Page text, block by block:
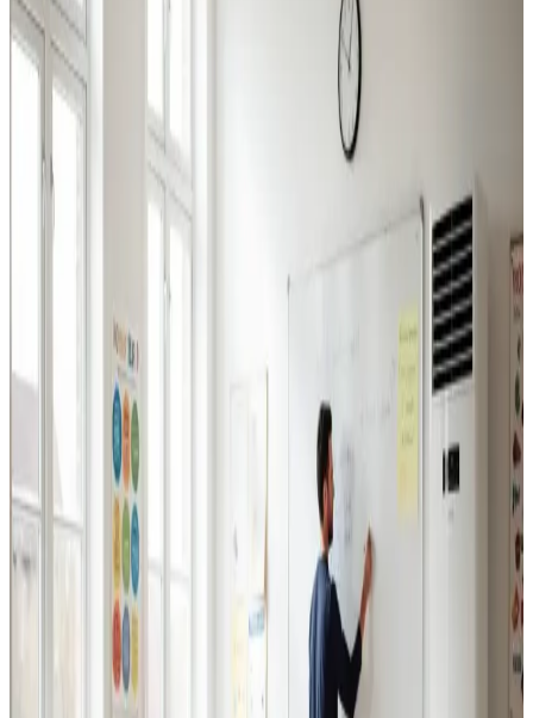
Industriventilation
Ventilation til fabrikker, haller og lagerbygninger i Viborg.
Professionel dimensionering.